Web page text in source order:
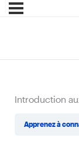
Introduction
Apprenez à